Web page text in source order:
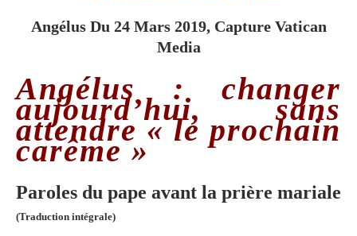
Angélus Du 24 Mars 2019, Capture Vatican
Media
Angélus : changer
aujourd’hui, sans
attendre « le prochain
carême »
Paroles du pape avant la prière mariale
(Traduction intégrale)